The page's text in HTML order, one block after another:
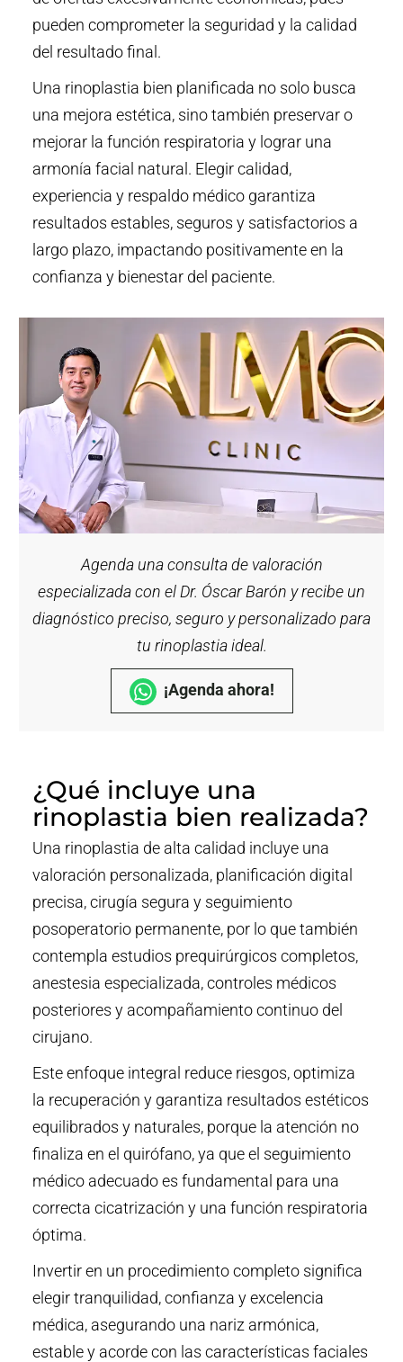
pueden comprometer la seguridad y la calidad
del resultado final.
Una rinoplastia bien planificada no solo busca
una mejora estética, sino también preservar o
mejorar la función respiratoria y lograr una
armonía facial natural. Elegir calidad,
experiencia y respaldo médico garantiza
resultados estables, seguros y satisfactorios a
largo plazo, impactando positivamente en la
confianza y bienestar del paciente.
Agenda una consulta de valoración
especializada con el Dr. Óscar Barón y recibe un
diagnóstico preciso, seguro y personalizado para
tu rinoplastia ideal.
¡Agenda ahora!
¿Qué incluye una
rinoplastia bien realizada?
Una rinoplastia de alta calidad incluye una
valoración personalizada, planificación digital
precisa, cirugía segura y seguimiento
posoperatorio permanente, por lo que también
contempla estudios prequirúrgicos completos,
anestesia especializada, controles médicos
posteriores y acompañamiento continuo del
cirujano.
Este enfoque integral reduce riesgos, optimiza
la recuperación y garantiza resultados estéticos
equilibrados y naturales, porque la atención no
finaliza en el quirófano, ya que el seguimiento
médico adecuado es fundamental para una
correcta cicatrización y una función respiratoria
óptima.
Invertir en un procedimiento completo significa
elegir tranquilidad, confianza y excelencia
médica, asegurando una nariz armónica,
estable y acorde con las características faciales